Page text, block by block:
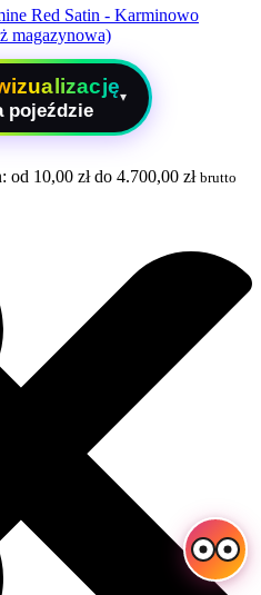
pojeździe
▾
od 10,00 zł do 4.700,00 zł brutto